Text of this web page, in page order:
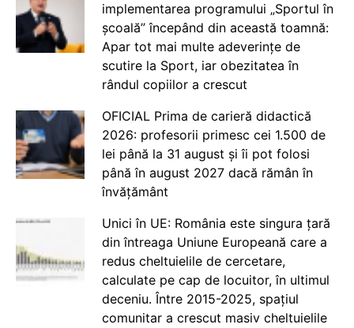
implementarea programului „Sportul în
școală” începând din această toamnă:
Apar tot mai multe adeverințe de
scutire la Sport, iar obezitatea în
rândul copiilor a crescut
OFICIAL Prima de carieră didactică
2026: profesorii primesc cei 1.500 de
lei până la 31 august și îi pot folosi
până în august 2027 dacă rămân în
învățământ
Unici în UE: România este singura țară
din întreaga Uniune Europeană care a
redus cheltuielile de cercetare,
calculate pe cap de locuitor, în ultimul
deceniu. Între 2015-2025, spațiul
comunitar a crescut masiv cheltuielile